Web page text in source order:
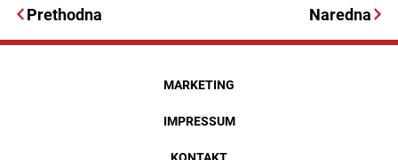
Prethodna Naredna
MARKETING
IMPRESSUM